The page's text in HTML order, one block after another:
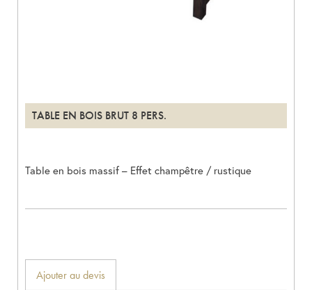
TABLE EN BOIS BRUT 8 PERS.
Table en bois massif – Effet champêtre / rustique
Ajouter au devis